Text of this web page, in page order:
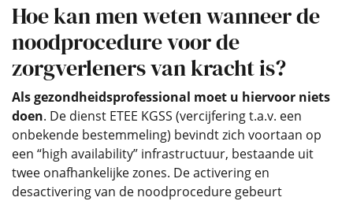
Hoe kan men weten wanneer de
noodprocedure voor de
zorgverleners van kracht is?
Als gezondheidsprofessional moet u hiervoor niets
doen. De dienst ETEE KGSS (vercijfering t.a.v. een
onbekende bestemmeling) bevindt zich voortaan op
een “high availability” infrastructuur, bestaande uit
twee onafhankelijke zones. De activering en
desactivering van de noodprocedure gebeurt